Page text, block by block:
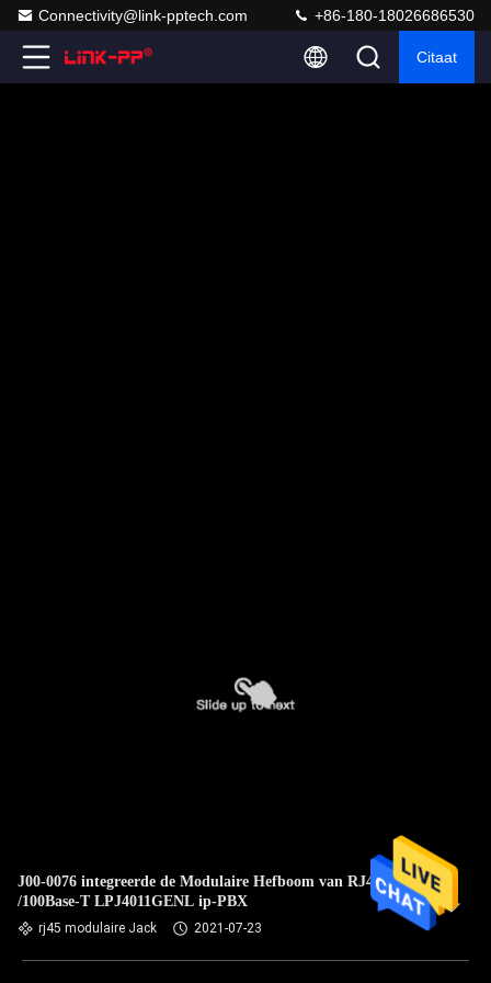
Connectivity@link-pptech.com +86-180-18026686530
Citaat
J00-0076 integreerde de Modulaire Hefboom van RJ45 10
/100Base-T LPJ4011GENL ip-PBX
rj45 modulaire Jack 2021-07-23